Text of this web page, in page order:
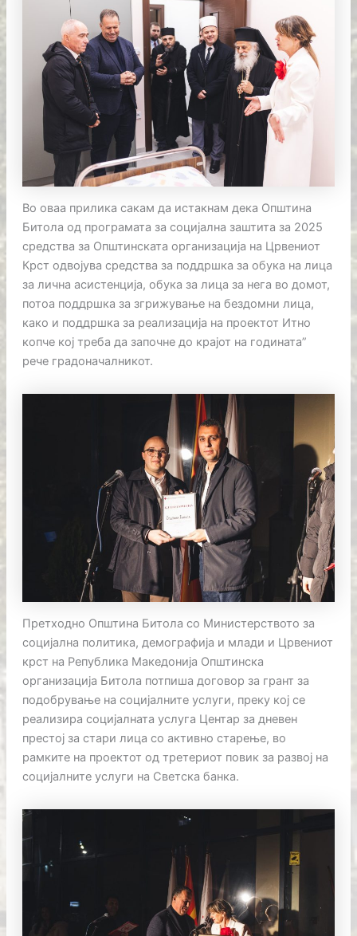
Во оваа прилика сакам да истакнам дека Општина
Битола од програмата за социјална заштита за 2025
средства за Општинската организација на Црвениот
Крст одвојува средства за поддршка за обука на лица
за лична асистенција, обука за лица за нега во домот,
потоа поддршка за згрижување на бездомни лица,
како и поддршка за реализација на проектот Итно
копче кој треба да започне до крајот на годината”
рече градоначалникот.
Претходно Општина Битола со Министерството за
социјална политика, демографија и млади и Црвениот
крст на Република Македонија Општинска
организација Битола потпиша договор за грант за
подобрување на социјалните услуги, преку кој се
реализира социјалната услуга Центар за дневен
престој за стари лица со активно старење, во
рамките на проектот од третериот повик за развој на
социјалните услуги на Светска банка.